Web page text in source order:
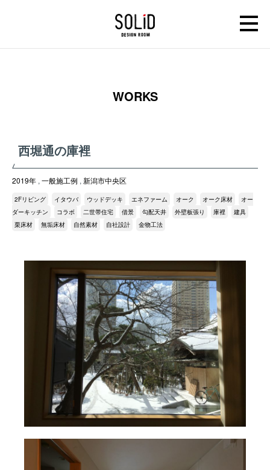
WORKS
西堀通の庫裡
2019年 , 一般施工例 , 新潟市中央区
2Fリビング イタウバ ウッドデッキ エネファーム オーク オーク床材
オー
ダーキッチン
コラボ 二世帯住宅 借景 勾配天井 外壁板張り 庫裡
建具
栗床材
無垢床材 自然素材 自社設計 金物工法